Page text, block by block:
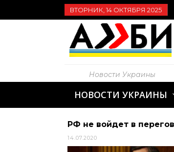
ВТОРНИК, 14 ОКТЯБРЯ 2025
Новости Украины
НОВОСТИ УКРАИНЫ
14.07.2020